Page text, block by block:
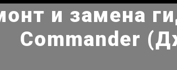
и замена
Commander